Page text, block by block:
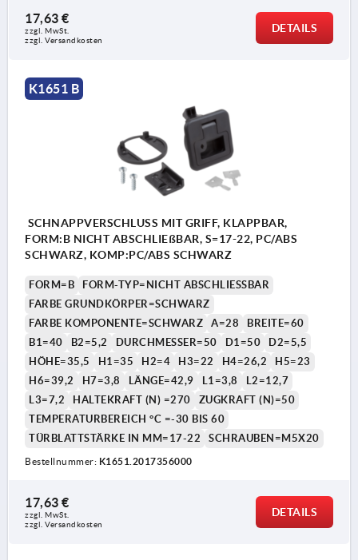
17,63 €
zzgl. MwSt.
zzgl. Versandkosten
DETAILS
K1651 B
SCHNAPPVERSCHLUSS MIT GRIFF, KLAPPBAR,
FORM:B NICHT ABSCHLIEßBAR, S=17-22, PC/ABS
SCHWARZ, KOMP:PC/ABS SCHWARZ
FORM=B
FORM-TYP=NICHT ABSCHLIESSBAR
FARBE GRUNDKÖRPER=SCHWARZ
FARBE KOMPONENTE=SCHWARZ
A=28
BREITE=60
B1=40
B2=5,2 DURCHMESSER=50 D1=50
D2=5,5
HÖHE=35,5
H1=35 H2=4 H3=22 H4=26,2
H5=23
H6=39,2
H7=3,8 LÄNGE=42,9 L1=3,8
L2=12,7
L3=7,2
HALTEKRAFT (N) =270
ZUGKRAFT (N)=50
TEMPERATURBEREICH °C =-30 BIS 60
TÜRBLATTSTÄRKE IN MM=17-22
SCHRAUBEN=M5X20
Bestellnummer: K1651.2017356000
17,63 €
zzgl. MwSt.
zzgl. Versandkosten
DETAILS